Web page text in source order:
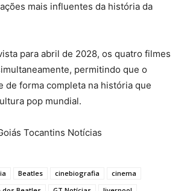
mais influentes da história da
para abril de 2028, os quatro filmes
permitindo que o
de forma completa na história que
pop mundial.
Tocantins Notícias
Beatles cinebiografia
cinema